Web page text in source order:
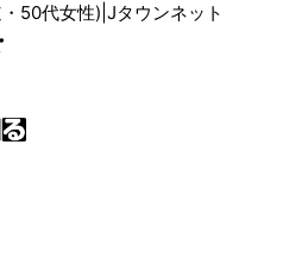
50代女性)|Jタウンネット